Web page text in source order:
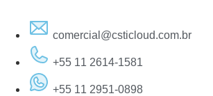
comercial@csticloud.com.br
+55 11 2614-1581
+55 11 2951-0898